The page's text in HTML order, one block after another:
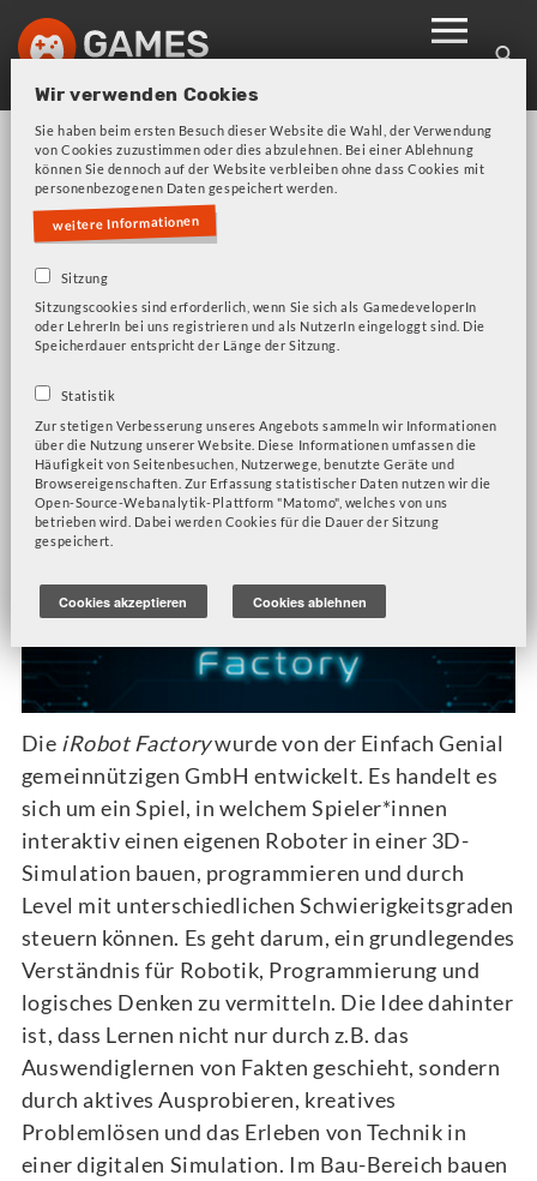
Skip
to
navigation
Fehlermeldung
Bitte beachten Sie unsere Frage zu Cookies!
iRobot Factory
Wir verwenden Cookies
Sie haben beim ersten Besuch dieser Website die Wahl, der Verwendung
von Cookies zuzustimmen oder dies abzulehnen. Bei einer Ablehnung
können Sie dennoch auf der Website verbleiben ohne dass Cookies mit
personenbezogenen Daten gespeichert werden.
weitere Informationen
Sitzung
Sitzungscookies sind erforderlich, wenn Sie sich als GamedeveloperIn
oder LehrerIn bei uns registrieren und als NutzerIn eingeloggt sind. Die
Speicherdauer entspricht der Länge der Sitzung.
Statistik
Zur stetigen Verbesserung unseres Angebots sammeln wir Informationen
über die Nutzung unserer Website. Diese Informationen umfassen die
Häufigkeit von Seitenbesuchen, Nutzerwege, benutzte Geräte und
Browsereigenschaften. Zur Erfassung statistischer Daten nutzen wir die
Open-Source-Webanalytik-Plattform "Matomo", welches von uns
betrieben wird. Dabei werden Cookies für die Dauer der Sitzung
gespeichert.
Cookies akzeptieren Cookies ablehnen
Die iRobot Factorywurde von der Einfach Genial
gemeinnützigen GmbH entwickelt. Es handelt es
sich um ein Spiel, in welchem Spieler*innen
interaktiv einen eigenen Roboter in einer 3D-
Simulation bauen, programmieren und durch
Level mit unterschiedlichen Schwierigkeitsgraden
steuern können. Es geht darum, ein grundlegendes
Verständnis für Robotik, Programmierung und
logisches Denken zu vermitteln. Die Idee dahinter
ist, dass Lernen nicht nur durch z.B. das
Auswendiglernen von Fakten geschieht, sondern
durch aktives Ausprobieren, kreatives
Problemlösen und das Erleben von Technik in
einer digitalen Simulation. Im Bau-Bereich bauen